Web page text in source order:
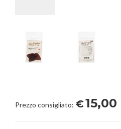
Prezzo consigliato: €15,00